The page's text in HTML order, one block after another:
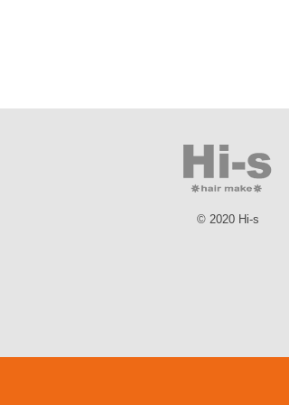
© 2020 Hi-s